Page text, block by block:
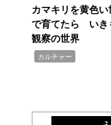
カマキリを黄色い
で育てたら いき
観察の世界
カルチャー